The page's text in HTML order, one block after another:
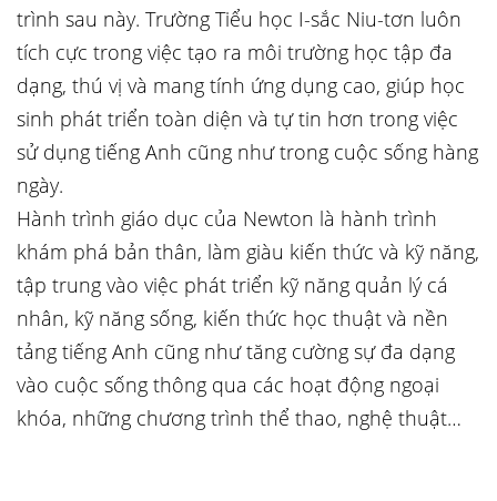
trình sau này. Trường Tiểu học I-sắc Niu-tơn luôn
tích cực trong việc tạo ra môi trường học tập đa
dạng, thú vị và mang tính ứng dụng cao, giúp học
sinh phát triển toàn diện và tự tin hơn trong việc
sử dụng tiếng Anh cũng như trong cuộc sống hàng
ngày.
Hành trình giáo dục của Newton là hành trình
khám phá bản thân, làm giàu kiến thức và kỹ năng,
tập trung vào việc phát triển kỹ năng quản lý cá
nhân, kỹ năng sống, kiến thức học thuật và nền
tảng tiếng Anh cũng như tăng cường sự đa dạng
vào cuộc sống thông qua các hoạt động ngoại
khóa, những chương trình thể thao, nghệ thuật…